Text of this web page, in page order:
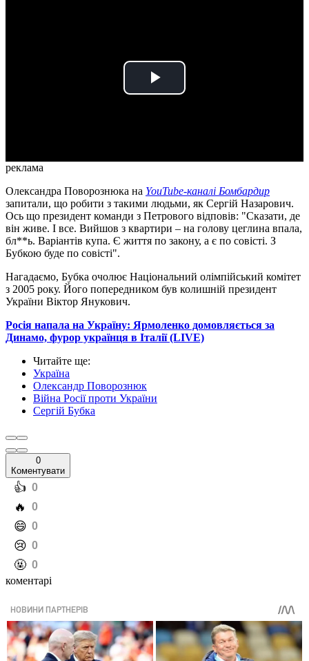
Play
реклама
Олександра Поворознюка на YouTube-каналі Бомбардир
запитали, що робити з такими людьми, як Сергій Назарович.
Ось що президент команди з Петрового відповів: "Сказати, де
він живе. І все. Вийшов з квартири – на голову цеглина впала,
бл**ь. Варіантів купа. Є життя по закону, а є по совісті. З
Бубкою буде по совісті".
Нагадаємо, Бубка очолює Національний олімпійський комітет
з 2005 року. Його попередником був колишній президент
України Віктор Янукович.
Росія напала на Україну: Ярмоленко домовляється за
Динамо, фурор українця в Італії (LIVE)
Читайте ще:
Україна
Олександр Поворознюк
Війна Росії проти України
Сергій Бубка
0
Коментувати
️👍 0
️🔥 0
️😄 0
️😢 0
️🤬 0
коментарі